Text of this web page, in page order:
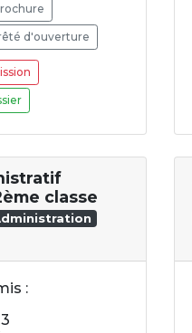
d'ouverture
classe
: